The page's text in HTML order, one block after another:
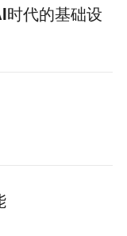
代的基础设